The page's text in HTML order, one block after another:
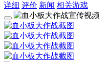
详细 评价 新闻 相关游戏